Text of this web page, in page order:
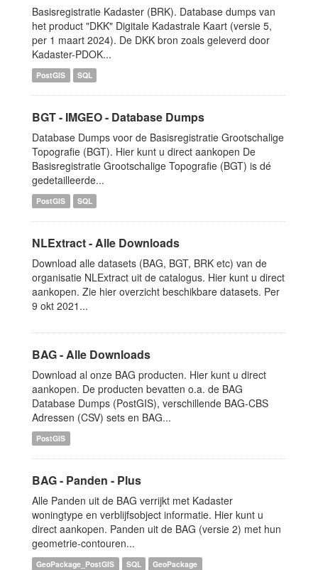
Basisregistratie Kadaster (BRK). Database dumps van
het product "DKK" Digitale Kadastrale Kaart (versie 5,
per 1 maart 2024). De DKK bron zoals geleverd door
Kadaster-PDOK...
PostGIS SQL
BGT - IMGEO - Database Dumps
Database Dumps voor de Basisregistratie Grootschalige
Topografie (BGT). Hier kunt u direct aankopen De
Basisregistratie Grootschalige Topografie (BGT) is dé
gedetailleerde...
PostGIS SQL
NLExtract - Alle Downloads
Download alle datasets (BAG, BGT, BRK etc) van de
organisatie NLExtract uit de catalogus. Hier kunt u direct
aankopen. Zie hier overzicht beschikbare datasets. Per
9 okt 2021...
BAG - Alle Downloads
Download al onze BAG producten. Hier kunt u direct
aankopen. De producten bevatten o.a. de BAG
Database Dumps (PostGIS), verschillende BAG-CBS
Adressen (CSV) sets en BAG...
PostGIS
BAG - Panden - Plus
Alle Panden uit de BAG verrijkt met Kadaster
woningtype en verblijfsobject informatie. Hier kunt u
direct aankopen. Panden uit de BAG (versie 2) met hun
geometrie-contouren...
GeoPackage_PostGIS SQL GeoPackage